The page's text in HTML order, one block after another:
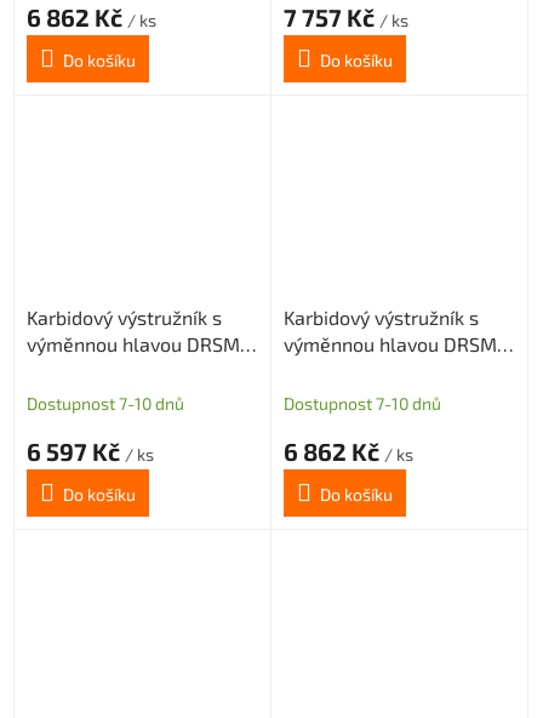
6 862 Kč / ks
Do košíku
7 757 Kč / ks
Do košíku
Karbidový výstružník s
výměnnou hlavou DRSMN
díru
Dostupnost 7-10 dnů
6 597 Kč / ks
Do košíku
Karbidový výstružník s
výměnnou hlavou DRSMN
díru
Dostupnost 7-10 dnů
6 862 Kč / ks
Do košíku